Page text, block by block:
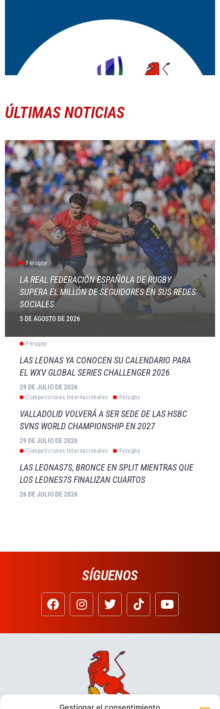
ÚLTIMAS NOTICIAS
Ferugby
LA REAL FEDERACIÓN ESPAÑOLA DE RUGBY
SUPERA EL MILLÓN DE SEGUIDORES EN SUS REDES
SOCIALES
5 DE AGOSTO DE 2026
Ferugby
LAS LEONAS YA CONOCEN SU CALENDARIO PARA
EL WXV GLOBAL SERIES CHALLENGER 2026
29 DE JULIO DE 2026
Competiciones Internacionales Ferugby
VALLADOLID VOLVERÁ A SER SEDE DE LAS HSBC
SVNS WORLD CHAMPIONSHIP EN 2027
29 DE JULIO DE 2026
Competiciones Internacionales Ferugby
LAS LEONAS7S, BRONCE EN SPLIT MIENTRAS QUE
LOS LEONES7S FINALIZAN CUARTOS
26 DE JULIO DE 2026
SÍGUENOS